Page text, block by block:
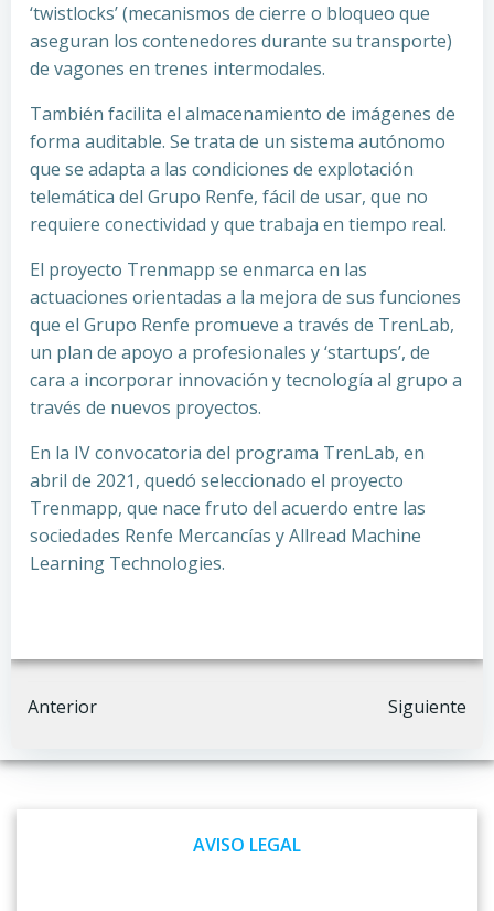
‘twistlocks’ (mecanismos de cierre o bloqueo que
aseguran los contenedores durante su transporte)
de vagones en trenes intermodales.
También facilita el almacenamiento de imágenes de
forma auditable. Se trata de un sistema autónomo
que se adapta a las condiciones de explotación
telemática del Grupo Renfe, fácil de usar, que no
requiere conectividad y que trabaja en tiempo real.
El proyecto Trenmapp se enmarca en las
actuaciones orientadas a la mejora de sus funciones
que el Grupo Renfe promueve a través de TrenLab,
un plan de apoyo a profesionales y ‘startups’, de
cara a incorporar innovación y tecnología al grupo a
través de nuevos proyectos.
En la IV convocatoria del programa TrenLab, en
abril de 2021, quedó seleccionado el proyecto
Trenmapp, que nace fruto del acuerdo entre las
sociedades Renfe Mercancías y Allread Machine
Learning Technologies.
Navegación
por
Anterior
Navegación
por
las
Siguiente
AVISO LEGAL